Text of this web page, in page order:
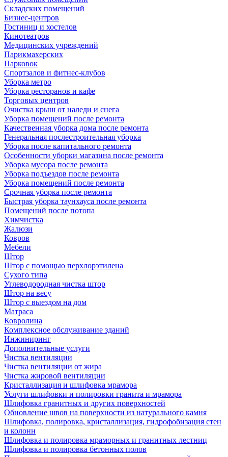
Складских помещений
Бизнес-центров
Гостиниц и хостелов
Кинотеатров
Медицинских учреждений
Парикмахерских
Парковок
Спортзалов и фитнес-клубов
Уборка метро
Уборка ресторанов и кафе
Торговых центров
Очистка крыш от наледи и снега
Уборка помещений после ремонта
Качественная уборка дома после ремонта
Генеральная послестроительная уборка
Уборка после капитального ремонта
Особенности уборки магазина после ремонта
Уборка мусора после ремонта
Уборка подъездов после ремонта
Уборка помещений после ремонта
Срочная уборка после ремонта
Быстрая уборка таунхауса после ремонта
Помещений после потопа
Химчистка
Жалюзи
Ковров
Мебели
Штор
Штор с помощью перхлорэтилена
Сухого типа
Углеводородная чистка штор
Штор на весу
Штор с выездом на дом
Матраса
Ковролина
Комплексное обслуживание зданий
Инжиниринг
Дополнительные услуги
Чистка вентиляции
Чистка вентиляции от жира
Чистка жировой вентиляции
Кристаллизация и шлифовка мрамора
Услуги шлифовки и полировки гранита и мрамора
Шлифовка гранитных и других поверхностей
Обновление швов на поверхности из натурального камня
Шлифовка, полировка, кристаллизация, гидрофобизация стен
и колонн
Шлифовка и полировка мраморных и гранитных лестниц
Шлифовка и полировка бетонных полов